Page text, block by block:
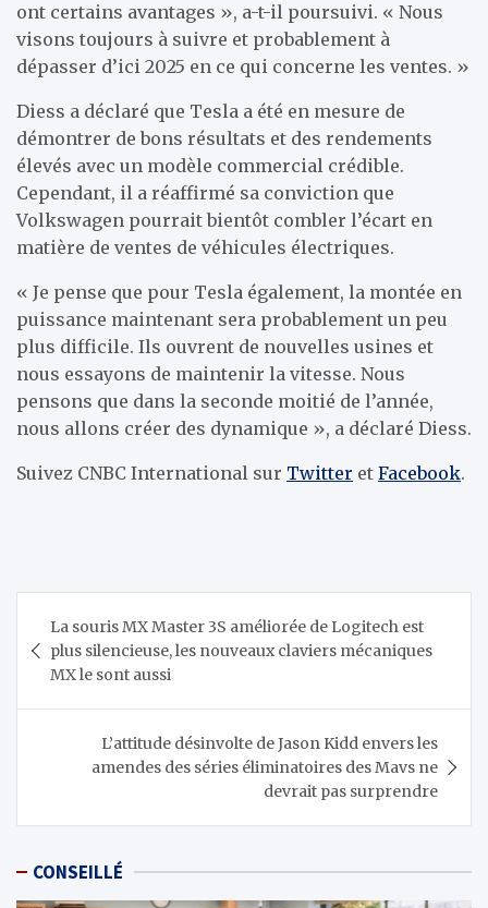
ont certains avantages », a-t-il poursuivi. « Nous
visons toujours à suivre et probablement à
dépasser d’ici 2025 en ce qui concerne les ventes. »
Diess a déclaré que Tesla a été en mesure de
démontrer de bons résultats et des rendements
élevés avec un modèle commercial crédible.
Cependant, il a réaffirmé sa conviction que
Volkswagen pourrait bientôt combler l’écart en
matière de ventes de véhicules électriques.
« Je pense que pour Tesla également, la montée en
puissance maintenant sera probablement un peu
plus difficile. Ils ouvrent de nouvelles usines et
nous essayons de maintenir la vitesse. Nous
pensons que dans la seconde moitié de l’année,
nous allons créer des dynamique », a déclaré Diess.
Suivez CNBC International sur Twitter et Facebook.
de
l’article
La souris MX Master 3S améliorée de Logitech est
plus silencieuse, les nouveaux claviers mécaniques
MX le sont aussi
L’attitude désinvolte de Jason Kidd envers les
amendes des séries éliminatoires des Mavs ne
devrait pas surprendre
CONSEILLÉ